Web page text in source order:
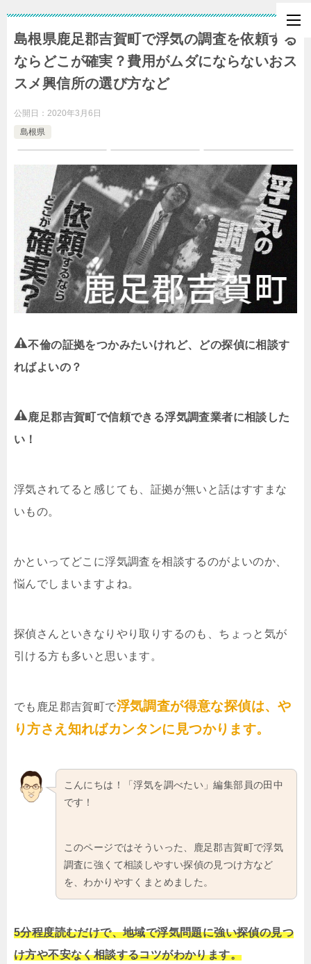
島根県鹿足郡吉賀町で浮気の調査を依頼する
ならどこが確実？費用がムダにならないおス
スメ興信所の選び方など
公開日： 2020年3月6日
島根県
不倫の証拠をつかみたいけれど、どの探偵に相談す
ればよいの？
鹿足郡吉賀町で信頼できる浮気調査業者に相談した
い！
浮気されてると感じても、証拠が無いと話はすすまな
いもの。
かといってどこに浮気調査を相談するのがよいのか、
悩んでしまいますよね。
探偵さんといきなりやり取りするのも、ちょっと気が
引ける方も多いと思います。
でも鹿足郡吉賀町で浮気調査が得意な探偵は、や
り方さえ知ればカンタンに見つかります。
こんにちは！「浮気を調べたい」編集部員の田中
です！
このページではそういった、鹿足郡吉賀町で浮気
調査に強くて相談しやすい探偵の見つけ方など
を、わかりやすくまとめました。
5分程度読むだけで、地域で浮気問題に強い探偵の見つ
け方や不安なく相談するコツがわかります。